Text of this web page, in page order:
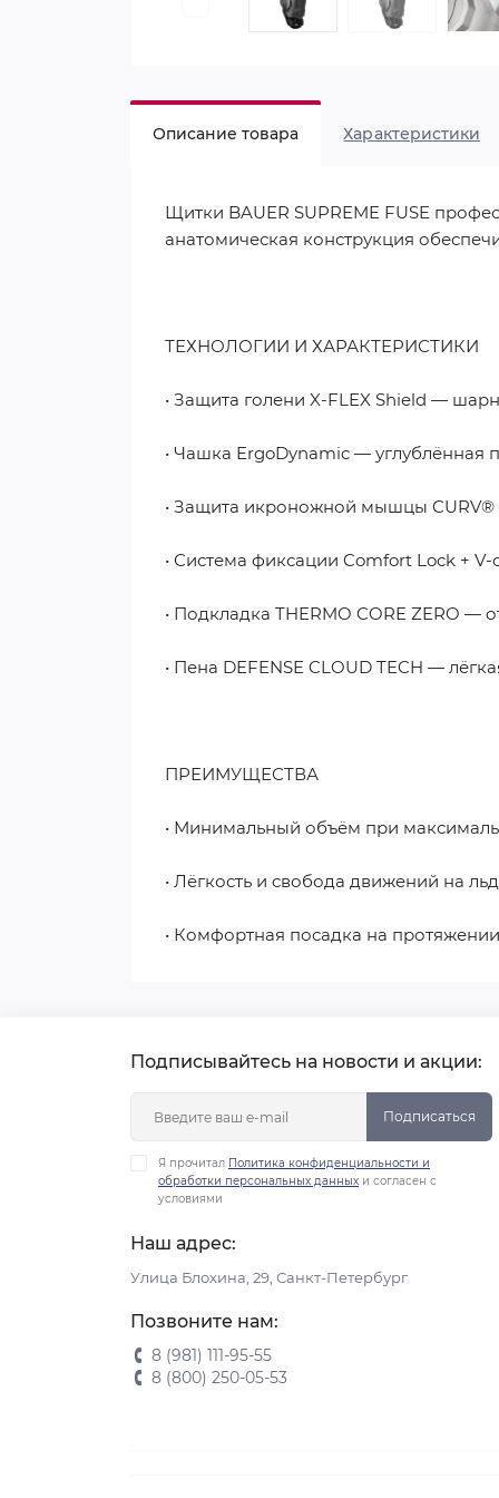
Описание товара Характеристики
Щитки BAUER SUPREME FUSE
анатомическая конструкция
ТЕХНОЛОГИИ И ХАРАКТЕРИСТИКИ
• Защита голени X-FLEX Shield —
• Чашка ErgoDynamic — углублённая
• Защита икроножной мышцы
• Система фиксации Comfort Lock +
• Подкладка THERMO CORE ZERO —
• Пена DEFENSE CLOUD TECH —
ПРЕИМУЩЕСТВА
• Минимальный объём при
• Лёгкость и свобода движений на
• Комфортная посадка на
Подписывайтесь на новости и акции:
Подписаться
Я прочитал Политика конфиденциальности и
обработки персональных данных и согласен с
условиями
Наш адрес:
Улица Блохина, 29, Санкт-Петербург
Позвоните нам:
8 (981) 111-95-55
8 (800) 250-05-53